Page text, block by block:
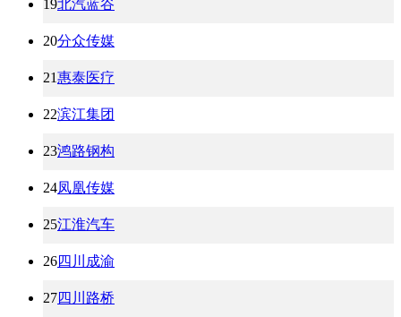
19北汽蓝谷
20分众传媒
21惠泰医疗
22滨江集团
23鸿路钢构
24凤凰传媒
25江淮汽车
26四川成渝
27四川路桥